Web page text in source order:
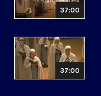
37:00
37:00